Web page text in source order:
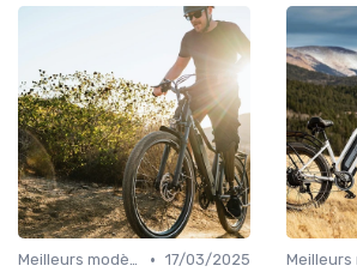
Meilleurs modèles et marques • 17/03/2025